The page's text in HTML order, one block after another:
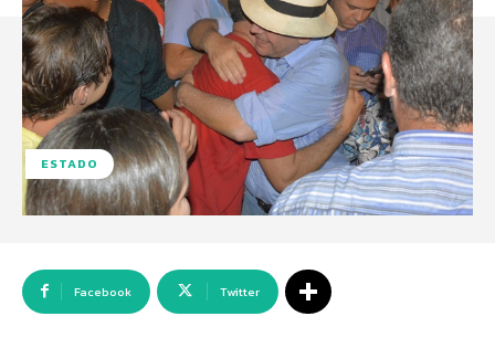
ESTADO
Facebook Twitter